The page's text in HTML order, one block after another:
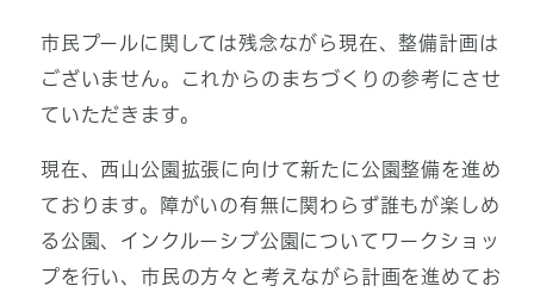
市民プールに関しては残念ながら現在、整備計画は
ございません。これからのまちづくりの参考にさせ
ていただきます。
現在、西山公園拡張に向けて新たに公園整備を進め
ております。障がいの有無に関わらず誰もが楽しめ
る公園、インクルーシブ公園についてワークショッ
プを行い、市民の方々と考えながら計画を進めてお